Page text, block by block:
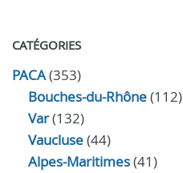
CATÉGORIES
PACA(353)
Bouches-du-Rhône(112)
Var(132)
Vaucluse(44)
Alpes-Maritimes(41)